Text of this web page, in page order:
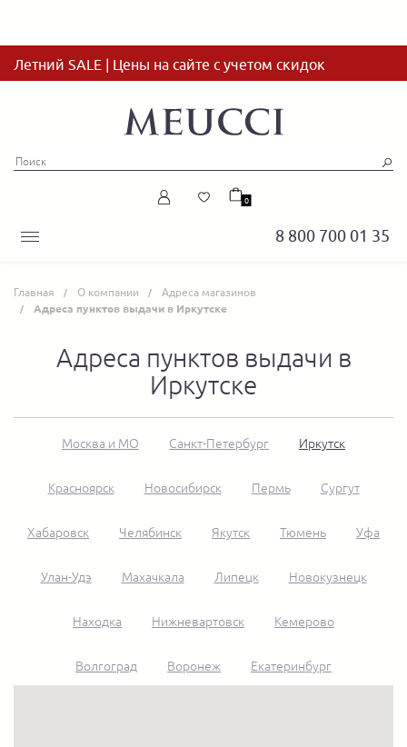
Летний SALE | Цены на сайте с учетом скидок
8 800 700 01 35
0
Главная О компании Адреса магазинов
Адреса пунктов выдачи в Иркутске
Адреса пунктов выдачи в
Иркутске
Москва и МО Санкт-Петербург Иркутск
Красноярск Новосибирск Пермь Сургут
Хабаровск Челябинск Якутск Тюмень Уфа
Улан-Удэ Махачкала Липецк Новокузнецк
Находка Нижневартовск Кемерово
Волгоград Воронеж Екатеринбург